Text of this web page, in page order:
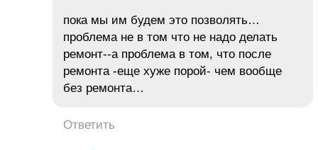
пока мы им будем это позволять…
проблема не в том что не надо делать
ремонт--а проблема в том, что после
ремонта -еще хуже порой- чем вообще
без ремонта…
Ответить